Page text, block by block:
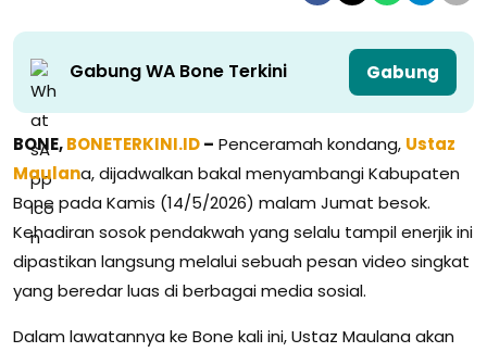
Gabung WA Bone Terkini Gabung
BONE,BONETERKINI.ID– Penceramah kondang, Ustaz
Maulana, dijadwalkan bakal menyambangi Kabupaten
Bone pada Kamis (14/5/2026) malam Jumat besok.
Kehadiran sosok pendakwah yang selalu tampil enerjik ini
dipastikan langsung melalui sebuah pesan video singkat
yang beredar luas di berbagai media sosial.
Dalam lawatannya ke Bone kali ini, Ustaz Maulana akan